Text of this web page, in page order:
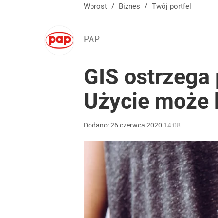
Kontrole studni przyspieszają. Za pobór wody
dodaj
Tego sondażu premier nie może zlekceważyć.
Wprost / Biznes / Twój portfel
PAP
GIS
Użycie może
Dodano:26czerwca 2020 14:08